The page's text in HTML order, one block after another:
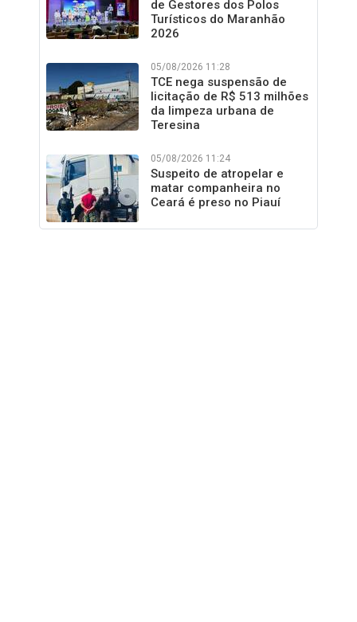
de Gestores dos Polos
Turísticos do Maranhão
2026
05/08/2026 11:28
TCE nega suspensão de
licitação de R$ 513 milhões
da limpeza urbana de
Teresina
05/08/2026 11:24
Suspeito de atropelar e
matar companheira no
Ceará é preso no Piauí